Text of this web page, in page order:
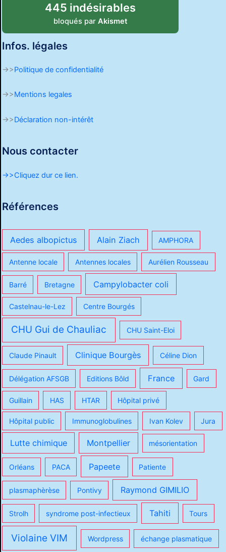
445 indésirables
bloqués par Akismet
Infos. légales
->>Politique de confidentialité
->>Mentions legales
->>Déclaration non-intérêt
Nous contacter
->>Cliquez dur ce lien.
Références
Aedes albopictus Alain Ziach AMPHORA
Antenne locale Antennes locales Aurélien Rousseau
Barré Bretagne Campylobacter coli
Castelnau-le-Lez Centre Bourgés
CHU Gui de Chauliac CHU Saint-Eloi
Claude Pinault Clinique Bourgès Céline Dion
Délégation AFSGB Editions Bôld France Gard
Guillain HAS HTAR Hôpital privé
Hôpital public Immunoglobulines Ivan Kolev Jura
Lutte chimique Montpellier mésorientation
Orléans PACA Papeete Patiente
plasmaphèrèse Pontivy Raymond GIMILIO
Strolh syndrome post-infectieux Tahiti Tours
Violaine VIM Wordpress échange plasmatique